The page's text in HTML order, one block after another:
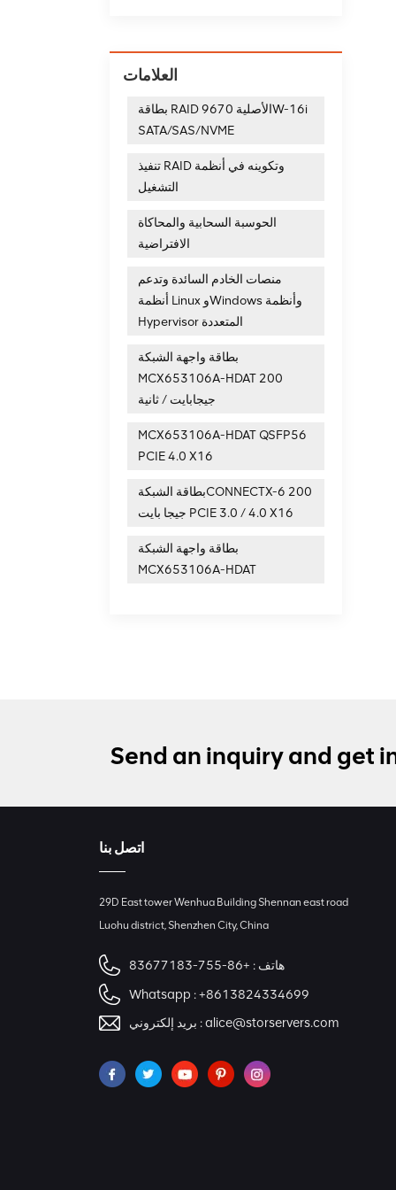
العلامات
بطاقة RAID الأصلية 9670W-16i
SATA/SAS/NVME
تنفيذ RAID وتكوينه في أنظمة
التشغيل
الحوسبة السحابية والمحاكاة
الافتراضية
منصات الخادم السائدة وتدعم
أنظمة Linux وWindows وأنظمة
Hypervisor المتعددة
بطاقة واجهة الشبكة
MCX653106A-HDAT 200
جيجابايت / ثانية
MCX653106A-HDAT QSFP56
PCIE 4.0 X16
بطاقة الشبكةCONNECTX-6 200
جيجا بايت PCIE 3.0 / 4.0 X16
بطاقة واجهة الشبكة
MCX653106A-HDAT
Send an inquiry and get
اتصل بنا
29D East tower Wenhua Building Shennan east road
Luohu district, Shenzhen City, China
هاتف : +86-755-83677183
Whatsapp :+8613824334699
بريد إلكتروني :alice@storservers.com